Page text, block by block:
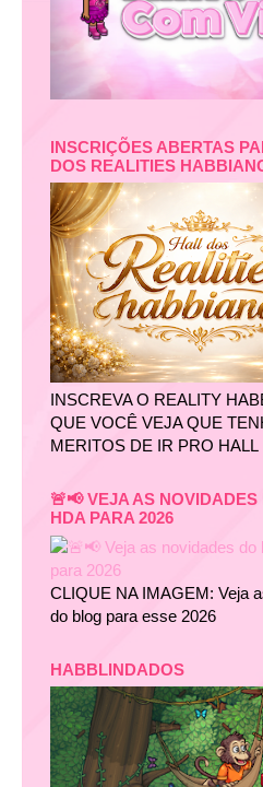
INSCRIÇÕES ABERTAS
DOS REALITIES
INSCREVA O REALITY
QUE VOCÊ VEJA QUE
MERITOS DE IR PRO HALL
🚨📢 VEJA AS
HDA PARA 2026
CLIQUE NA IMAGEM: Veja
do blog para esse 2026
HABBLINDADOS